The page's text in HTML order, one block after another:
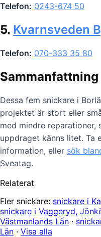
Telefon: 0243-674 50
5. Kvarnsveden
Telefon: 070-333 35 80
Sammanfattning
Dessa fem snickare i
projektet är stort eller
med mindre
uppdraget känns litet. Ta
information, eller sök
Sveatag.
Relaterat
Fler snickare: snickare i
snickare i Vaggeryd,
Västmanlands Län ·
Län · Visa alla